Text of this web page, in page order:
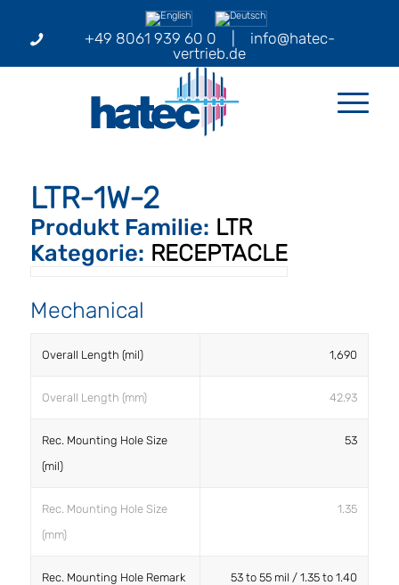
+49 8061 939 60 0
info@hatec-
vertrieb.de
LTR-1W-2
Produkt Familie: LTR
Kategorie: RECEPTACLE
Mechanical
Overall Length (mil) 1,690
Overall Length (mm) 42.93
Rec. Mounting Hole Size
(mil)
53
Rec. Mounting Hole Size
(mm)
1.35
Rec. Mounting Hole Remark
53 to 55 mil / 1.35 to 1.40